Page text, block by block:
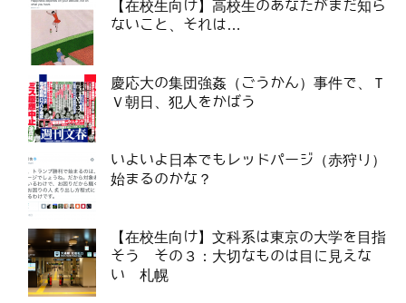
【在校生向け】高校生のあなたがまだ知ら
ないこと、それは…
慶応大の集団強姦（ごうかん）事件で、Ｔ
Ｖ朝日、犯人をかばう
いよいよ日本でもレッドパージ（赤狩り）
始まるのかな？
【在校生向け】文科系は東京の大学を目指
そう その３：大切なものは目に見えな
い 札幌